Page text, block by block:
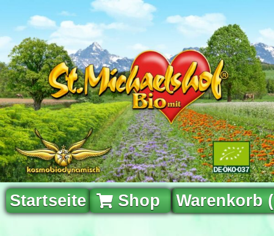
Startseite Shop Warenkorb